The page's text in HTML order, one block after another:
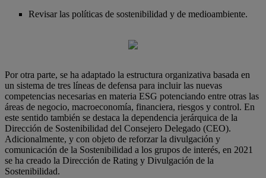
Revisar las políticas de sostenibilidad y de medioambiente.
Por otra parte, se ha adaptado la estructura organizativa basada en
un sistema de tres líneas de defensa para incluir las nuevas
competencias necesarias en materia ESG potenciando entre otras las
áreas de negocio, macroeconomía, financiera, riesgos y control. En
este sentido también se destaca la dependencia jerárquica de la
Dirección de Sostenibilidad del Consejero Delegado (CEO).
Adicionalmente, y con objeto de reforzar la divulgación y
comunicación de la Sostenibilidad a los grupos de interés, en 2021
se ha creado la Dirección de Rating y Divulgación de la
Sostenibilidad.